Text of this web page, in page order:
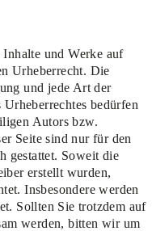
und Werke auf
Urheberrecht. Die
und jede Art der
bedürfen
Autors bzw.
Seite sind nur für den
gestattet. Soweit die
erstellt wurden,
Insbesondere werden
Sollten Sie trotzdem auf
werden, bitten wir um